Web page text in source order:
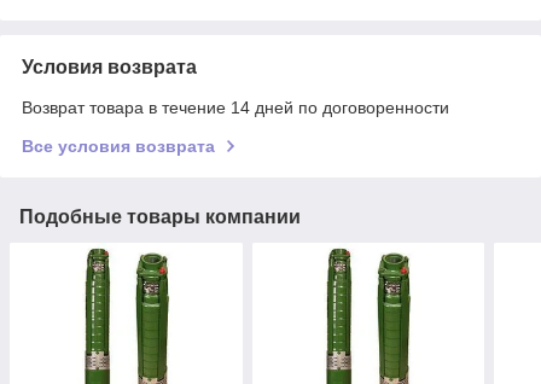
Условия возврата
Возврат товара в течение 14 дней по договоренности
Все условия возврата
Подобные товары компании